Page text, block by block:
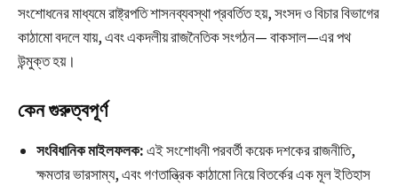
সংশোধনের মাধ্যমে রাষ্ট্রপতি শাসনব্যবস্থা প্রবর্তিত হয়, সংসদ ও বিচার বিভাগের
কাঠামো বদলে যায়, এবং একদলীয় রাজনৈতিক সংগঠন— বাকসাল—এর পথ
উন্মুক্ত হয়।
কেন গুরুত্বপূর্ণ
সংবিধানিক মাইলফলক:এই সংশোধনী পরবর্তী কয়েক দশকের রাজনীতি,
ক্ষমতার ভারসাম্য, এবং গণতান্ত্রিক কাঠামো নিয়ে বিতর্কের এক মূল ইতিহাস